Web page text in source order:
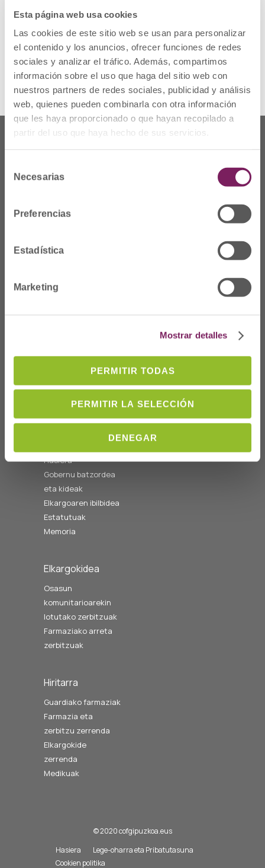
Esta página web usa cookies
Las cookies de este sitio web se usan para personalizar
el contenido y los anuncios, ofrecer funciones de redes
sociales y analizar el tráfico. Además, compartimos
información sobre el uso que haga del sitio web con
nuestros partners de redes sociales, publicidad y análisis
web, quienes pueden combinarla con otra información
que les haya proporcionado o que hayan recopilado a
partir del uso que haya hecho de sus servicios.
Necesarias
Preferencias
Estadística
Marketing
Mostrar detalles
PERMITIR TODAS
PERMITIR LA SELECCIÓN
DENEGAR
dagoen farmazia-bulego bat eskualdatzeko
proposamena
Aurkezteko epea 2026ko maiatzaren 24 arte
Deialdia
Non gaude
20006 Donostia/San
Telf: 943 42 91 14
Ordutegia A-O
14:00etara
cofgipuzkoa@cofgipuzkoa.eus
Hasiera
Gobernu batzordea
eta kideak
Elkargoaren ibilbidea
Estatutuak
Memoria
Elkargokidea
Osasun
komunitarioarekin
lotutako zerbitzuak
Farmaziako arreta
zerbitzuak
Hiritarra
Guardiako farmaziak
Farmazia eta
zerbitzu zerrenda
Elkargokide
zerrenda
Medikuak
© 2020 cofgipuzkoa.eus
Hasiera
Lege-oharra eta Pribatutasuna
Cookien politika